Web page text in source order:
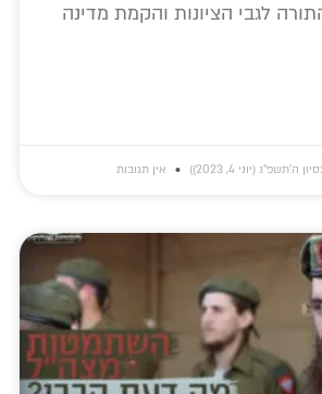
לגבי הציונות והקמת מדינה
(יוני 4, 2023)) אין תגובות